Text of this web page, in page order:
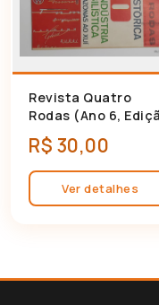
🛍 Adicionar ao
Revista Quatro
Rodas (Ano 6,
66) Janeiro/1966
R$ 30,00
Ver detalhes